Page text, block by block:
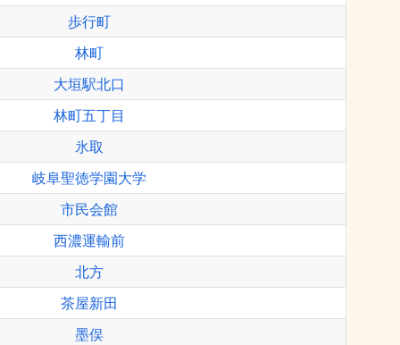
歩行町
林町
大垣駅北口
林町五丁目
氷取
岐阜聖徳学園大学
市民会館
西濃運輸前
北方
茶屋新田
墨俣